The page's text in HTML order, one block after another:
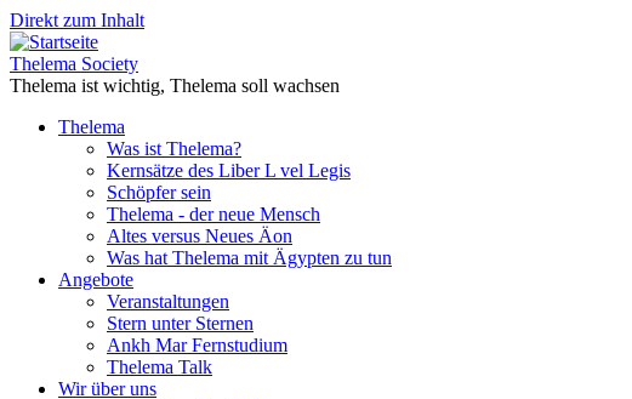
Direkt zum Inhalt
Thelema Society
Thelema ist wichtig, Thelema soll wachsen
Thelema
Was ist Thelema?
Kernsätze des Liber L vel Legis
Schöpfer sein
Thelema - der neue Mensch
Altes versus Neues Äon
Was hat Thelema mit Ägypten zu tun
Angebote
Veranstaltungen
Stern unter Sternen
Ankh Mar Fernstudium
Thelema Talk
Wir über uns